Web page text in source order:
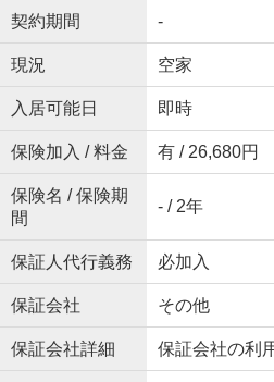
契約期間 -
現況 空家
入居可能日 即時
保険加入 / 料金 有 / 26,680円
保険名 / 保険期
間
- / 2年
保証人代行義務 必加入
保証会社 その他
保証会社詳細 保証会社の利